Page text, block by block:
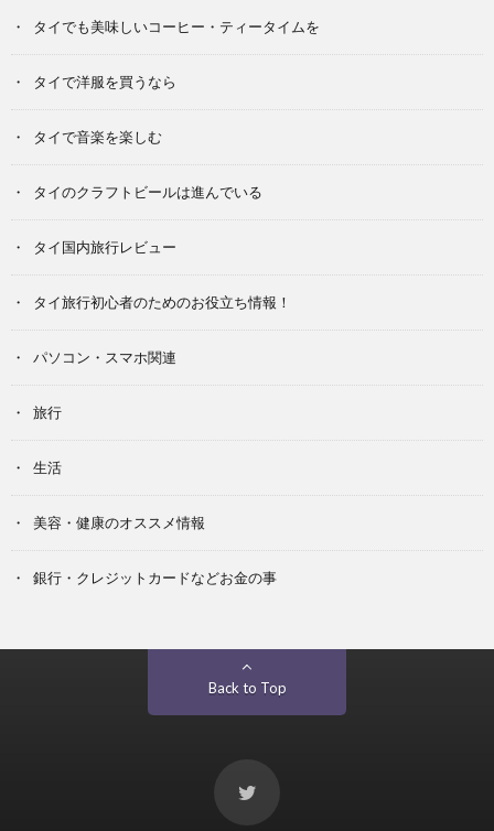
タイでも美味しいコーヒー・ティータイムを
タイで洋服を買うなら
タイで音楽を楽しむ
タイのクラフトビールは進んでいる
タイ国内旅行レビュー
タイ旅行初心者のためのお役立ち情報！
パソコン・スマホ関連
旅行
生活
美容・健康のオススメ情報
銀行・クレジットカードなどお金の事
Back to Top